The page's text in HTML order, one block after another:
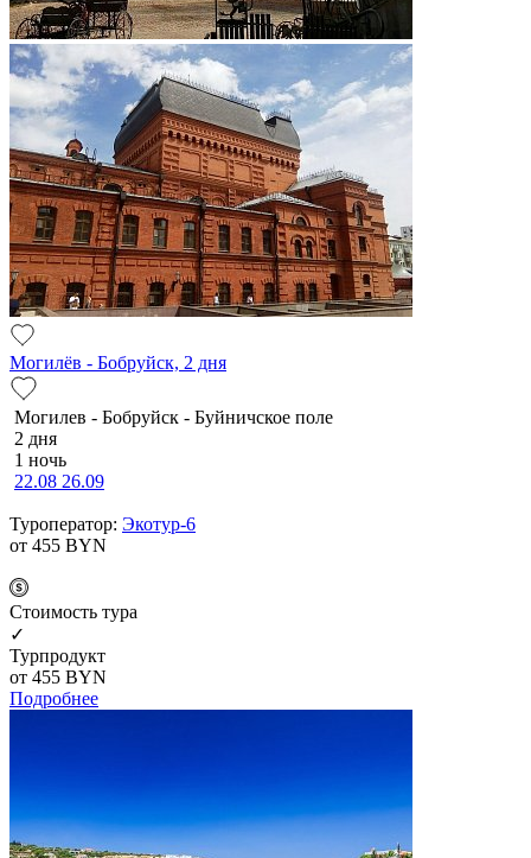
Могилёв - Бобруйск, 2 дня
Мо­ги­лев - Бобруйск - Буй­нич­ское по­ле
2 дня
1 ночь
22.08 26.09
Туроператор: Экотур-6
от 455 BYN
Cтоимость тура
✓
Турпродукт
от 455 BYN
Подробнее